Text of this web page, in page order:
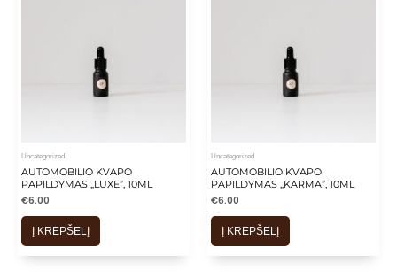
Uncategorized
AUTOMOBILIO KVAPO
PAPILDYMAS „LUXE”, 10ML
€6.00
Į KREPŠELĮ
Uncategorized
AUTOMOBILIO KVAPO
PAPILDYMAS „KARMA”, 10ML
€6.00
Į KREPŠELĮ